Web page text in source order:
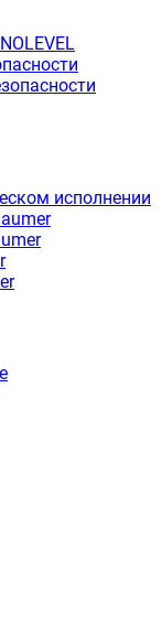
исполнении